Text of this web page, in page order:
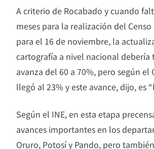
A criterio de Rocabado y cuando
meses para la realización del
para el 16 de noviembre, la
cartografía a nivel nacional debería
avanza del 60 a 70%, pero según el
llegó al 23% y este avance, dijo, es
Según el INE, en esta etapa
avances importantes en los
Oruro, Potosí y Pando, pero